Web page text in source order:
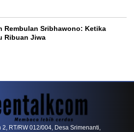
Rembulan Sribhawono: Ketika
Ribuan Jiwa
Kasino Online Menjadi Bagian
RT/RW 012/004, Desa Srimenanti,